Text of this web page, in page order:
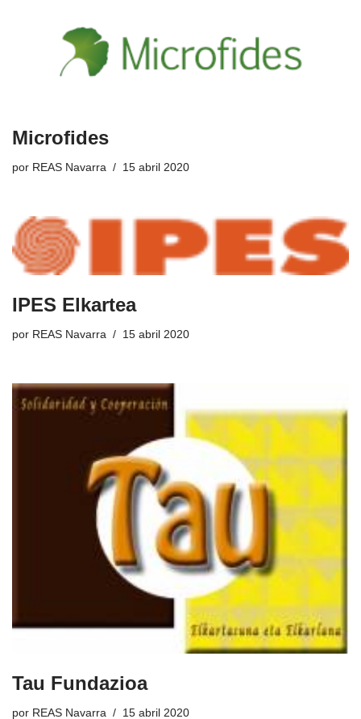
Microfides
por REAS Navarra 15 abril 2020
IPES Elkartea
por REAS Navarra 15 abril 2020
Tau Fundazioa
por REAS Navarra 15 abril 2020